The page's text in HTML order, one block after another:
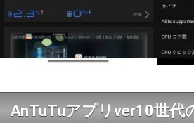
AnTuTuアプリver10世代